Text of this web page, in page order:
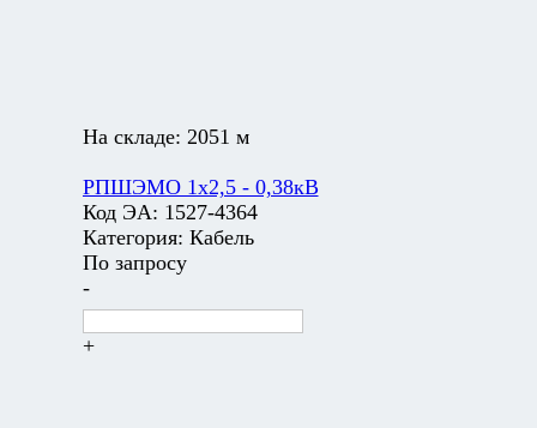
На складе: 2051 м
РПШЭМО 1х2,5 - 0,38кВ
Код ЭА: 1527-4364
Категория: Кабель
По запросу
-
+